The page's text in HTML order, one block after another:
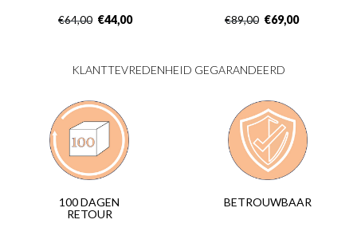
€64,00 €44,00 €89,00 €69,00
KLANTTEVREDENHEID GEGARANDEERD
100 DAGEN
RETOUR
BETROUWBAAR